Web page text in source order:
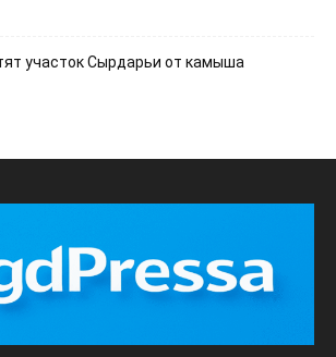
участок Сырдарьи от камыша